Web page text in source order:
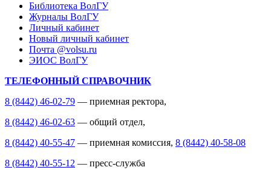
Библиотека ВолГУ
Журналы ВолГУ
Личный кабинет
Новый личный кабинет
Почта @volsu.ru
ЭИОС ВолГУ
ТЕЛЕФОННЫЙ СПРАВОЧНИК
8 (8442) 46-02-79 — приемная ректора,
8 (8442) 46-02-63 — общий отдел,
8 (8442) 40-55-47 — приемная комиссия, 8 (8442) 40-58-08
8 (8442) 40-55-12 — пресс-служба